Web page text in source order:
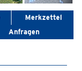
Merkzettel
Anfragen